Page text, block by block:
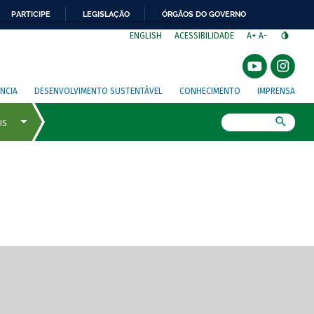
PARTICIPE LEGISLAÇÃO ÓRGÃOS DO GOVERNO
ENGLISH ACESSIBILIDADE A+ A-
DESENVOLVIMENTO SUSTENTÁVEL CONHECIMENTO IMPRENSA
de tela